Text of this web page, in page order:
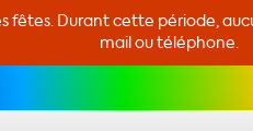
fêtes. Durant cette période,
mail ou téléphone.